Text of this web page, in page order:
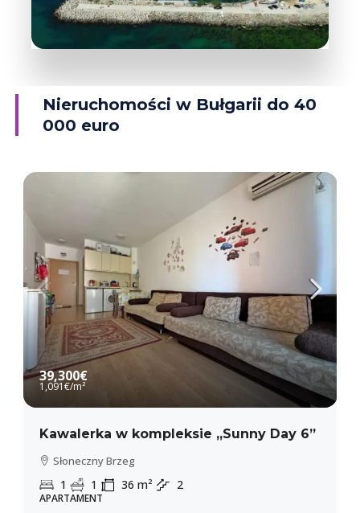
Rawda
WIĘCEJ INFORMACJI
Nieruchomości w Bułgarii do 40
000 euro
39,300€
1,091€/m²
Kawalerka w kompleksie „Sunny Day 6”
Słoneczny Brzeg
1 1 36 m² 2
APARTAMENT